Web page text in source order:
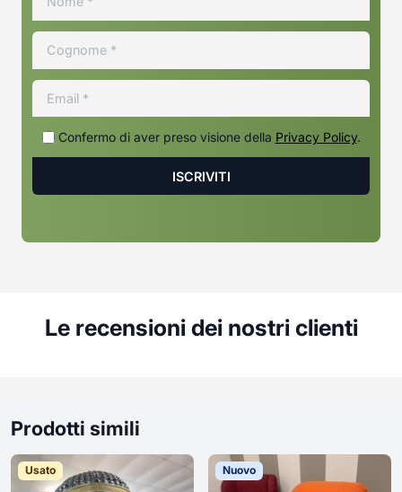
Confermo di aver preso visione della Privacy Policy.
Le recensioni dei nostri clienti
Prodotti simili
Usato Nuovo